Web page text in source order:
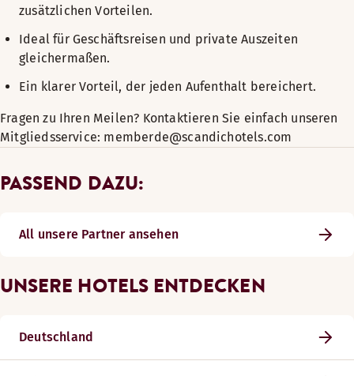
zusätzlichen Vorteilen.
Ideal für Geschäftsreisen und private Auszeiten
gleichermaßen.
Ein klarer Vorteil, der jeden Aufenthalt bereichert.
Fragen zu Ihren Meilen? Kontaktieren Sie einfach unseren
Mitgliedsservice: memberde@scandichotels.com
PASSEND DAZU:
All unsere Partner ansehen
UNSERE HOTELS ENTDECKEN
Deutschland